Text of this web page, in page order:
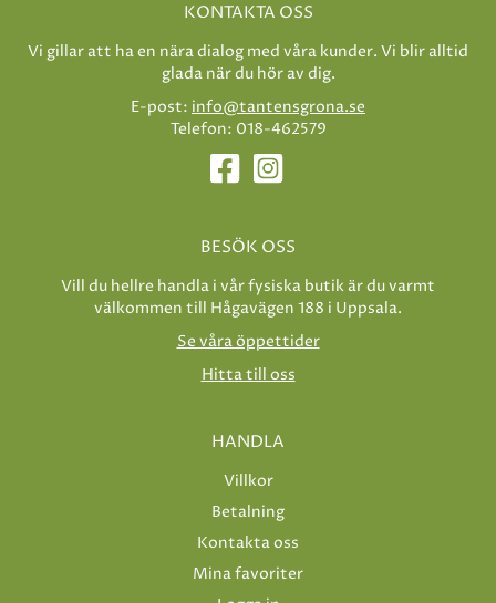
KONTAKTA OSS
Vi gillar att ha en nära dialog med våra kunder. Vi blir alltid
glada när du hör av dig.
E-post: info@tantensgrona.se
Telefon: 018-462579
BESÖK OSS
Vill du hellre handla i vår fysiska butik är du varmt
välkommen till Hågavägen 188 i Uppsala.
Se våra öppettider
Hitta till oss
HANDLA
Villkor
Betalning
Kontakta oss
Mina favoriter